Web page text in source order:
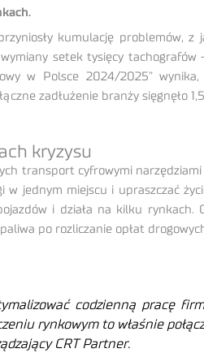
kumulację problemów,
setek tysięcy
w Polsce 2024/2025”
zadłużenie branży
kryzysu
transport cyfrowymi
w jednym miejscu i upraszczać
i działa na kilku
po rozliczanie opłat
codzienną pracę
rynkowym to właśnie
CRT Partner.